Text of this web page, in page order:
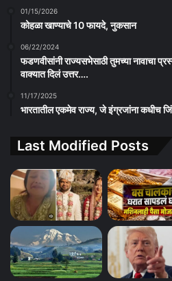
01/15/2026
कोहळा खाण्याचे 10 फायदे, नुकसान
06/22/2024
फडणवीसांनी राज्यसभेसाठी तुमच्या नावाचा
वाक्यात दिलं उत्तर….
11/17/2025
भारतातील एकमेव राज्य, जे इंग्रजांना कधीच
Last Modified Posts